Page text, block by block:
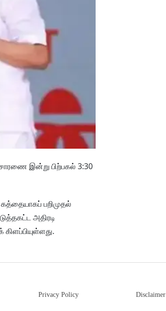
இன்று பிற்பகல் 3:30
பறிமுதல்
அதிரடி
Privacy Policy Disclaimer